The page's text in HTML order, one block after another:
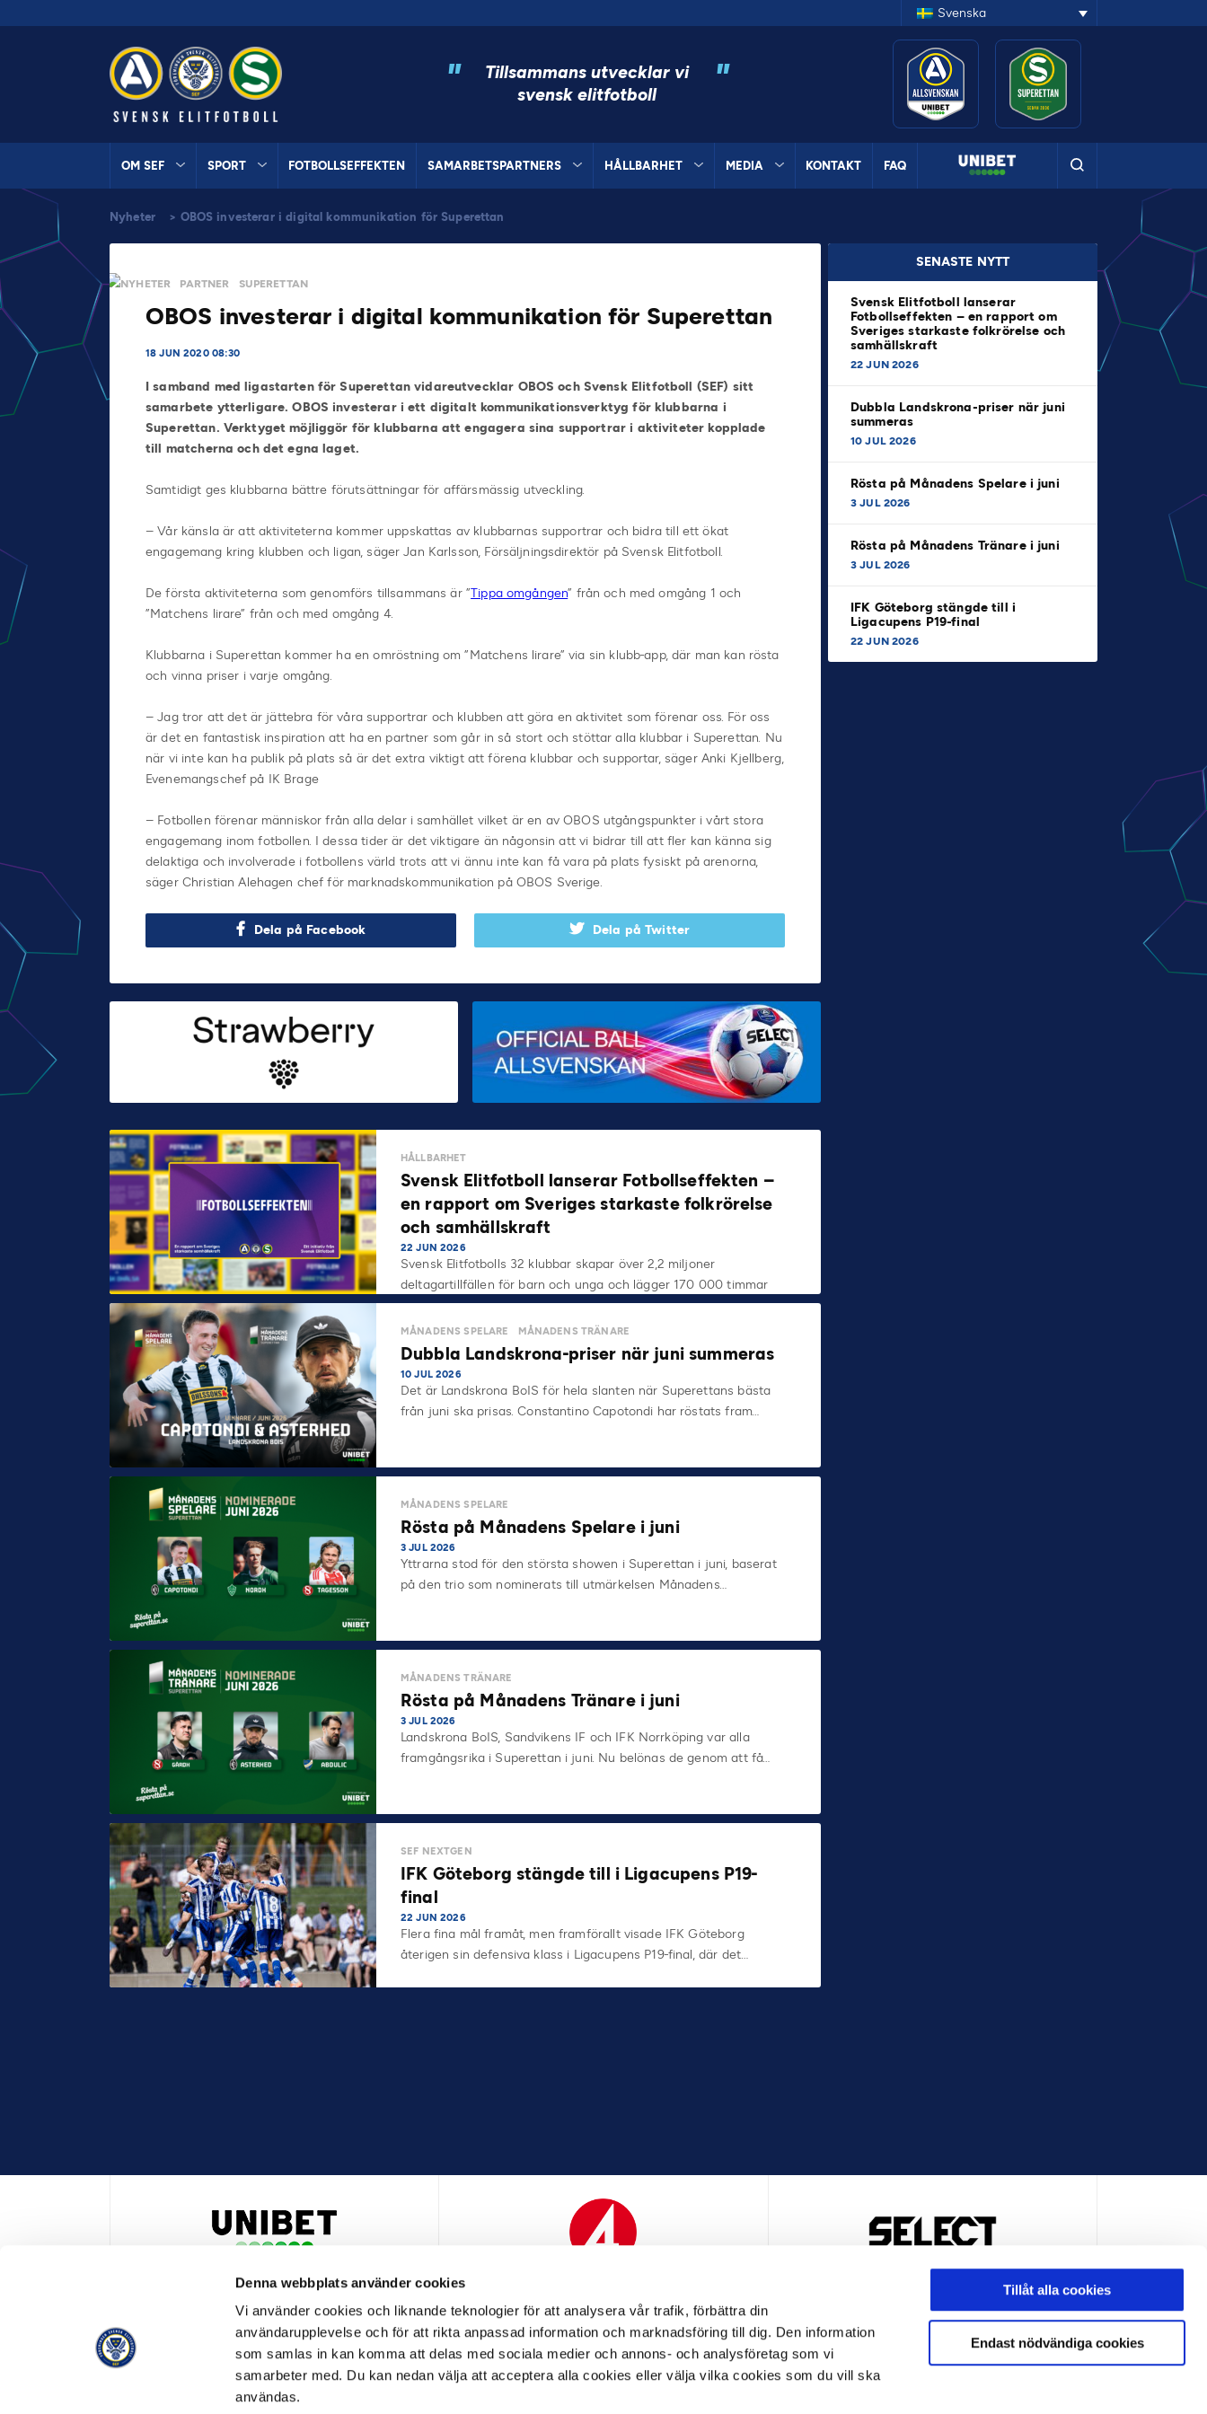
Denna webbplats använder cookies
Vi använder cookies och liknande teknologier för att analysera vår trafik, förbättra din
användarupplevelse och för att rikta anpassad information och marknadsföring till dig. Den information
som samlas in kan komma att delas med sociala medier och annons- och analysföretag som vi
samarbeter med. Du kan nedan välja att acceptera alla cookies eller välja vilka cookies som du vill ska
användas.
Tillåt alla cookies
Endast nödvändiga cookies
Svenska
"
Tillsammans utvecklar vi
svensk elitfotboll
"
OM SEF SPORT FOTBOLLSEFFEKTEN SAMARBETSPARTNERS HÅLLBARHET MEDIA KONTAKT FAQ
Nyheter > OBOS investerar i digital kommunikation för Superettan
NYHETER PARTNER SUPERETTAN
OBOS investerar i digital kommunikation för Superettan
18 JUN 2020 08:30
I samband med ligastarten för Superettan vidareutvecklar OBOS och Svensk Elitfotboll (SEF) sitt
samarbete ytterligare. OBOS investerar i ett digitalt kommunikationsverktyg för klubbarna i
Superettan. Verktyget möjliggör för klubbarna att engagera sina supportrar i aktiviteter kopplade
till matcherna och det egna laget.
Samtidigt ges klubbarna bättre förutsättningar för affärsmässig utveckling.
– Vår känsla är att aktiviteterna kommer uppskattas av klubbarnas supportrar och bidra till ett ökat
engagemang kring klubben och ligan, säger Jan Karlsson, Försäljningsdirektör på Svensk Elitfotboll.
De första aktiviteterna som genomförs tillsammans är ”Tippa omgången” från och med omgång 1 och
”Matchens lirare” från och med omgång 4.
Klubbarna i Superettan kommer ha en omröstning om ”Matchens lirare” via sin klubb-app, där man kan rösta
och vinna priser i varje omgång.
– Jag tror att det är jättebra för våra supportrar och klubben att göra en aktivitet som förenar oss. För oss
är det en fantastisk inspiration att ha en partner som går in så stort och stöttar alla klubbar i Superettan. Nu
när vi inte kan ha publik på plats så är det extra viktigt att förena klubbar och supportar, säger Anki Kjellberg,
Evenemangschef på IK Brage
– Fotbollen förenar människor från alla delar i samhället vilket är en av OBOS utgångspunkter i vårt stora
engagemang inom fotbollen. I dessa tider är det viktigare än någonsin att vi bidrar till att fler kan känna sig
delaktiga och involverade i fotbollens värld trots att vi ännu inte kan få vara på plats fysiskt på arenorna,
säger Christian Alehagen chef för marknadskommunikation på OBOS Sverige.
Dela på Facebook Dela på Twitter
SENASTE NYTT
Svensk Elitfotboll lanserar
Fotbollseffekten – en rapport om
Sveriges starkaste folkrörelse och
samhällskraft
22 JUN 2026
Dubbla Landskrona-priser när juni
summeras
10 JUL 2026
Rösta på Månadens Spelare i juni
3 JUL 2026
Rösta på Månadens Tränare i juni
3 JUL 2026
IFK Göteborg stängde till i
Ligacupens P19-final
22 JUN 2026
HÅLLBARHET
Svensk Elitfotboll lanserar Fotbollseffekten –
en rapport om Sveriges starkaste folkrörelse
och samhällskraft
22 JUN 2026
Svensk Elitfotbolls 32 klubbar skapar över 2,2 miljoner
deltagartillfällen för barn och unga och lägger 170 000 timmar
på…
MÅNADENS SPELARE MÅNADENS TRÄNARE
Dubbla Landskrona-priser när juni summeras
10 JUL 2026
Det är Landskrona BoIS för hela slanten när Superettans bästa
från juni ska prisas. Constantino Capotondi har röstats fram…
MÅNADENS SPELARE
Rösta på Månadens Spelare i juni
3 JUL 2026
Yttrarna stod för den största showen i Superettan i juni, baserat
på den trio som nominerats till utmärkelsen Månadens…
MÅNADENS TRÄNARE
Rösta på Månadens Tränare i juni
3 JUL 2026
Landskrona BoIS, Sandvikens IF och IFK Norrköping var alla
framgångsrika i Superettan i juni. Nu belönas de genom att få…
SEF NEXTGEN
IFK Göteborg stängde till i Ligacupens P19-
final
22 JUN 2026
Flera fina mål framåt, men framförallt visade IFK Göteborg
återigen sin defensiva klass i Ligacupens P19-final, där det…
HUVUDPARTNER OCH PRESENTING PARTNER ALLSVENSKAN